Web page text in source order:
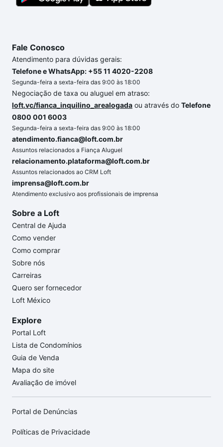
Fale Conosco
Atendimento para dúvidas gerais:
Telefone e WhatsApp: +55 11 4020-2208
Segunda-feira a sexta-feira das 9:00 às 18:00
Negociação de taxa ou aluguel em atraso:
loft.vc/fianca_inquilino_arealogada ou através do Telefone
0800 001 6003
Segunda-feira a sexta-feira das 9:00 às 18:00
atendimento.fianca@loft.com.br
Assuntos relacionados a Fiança Aluguel
relacionamento.plataforma@loft.com.br
Assuntos relacionados ao CRM Loft
imprensa@loft.com.br
Atendimento exclusivo aos profissionais de imprensa
Sobre a Loft
Central de Ajuda
Como vender
Como comprar
Sobre nós
Carreiras
Quero ser fornecedor
Loft México
Explore
Portal Loft
Lista de Condomínios
Guia de Venda
Mapa do site
Avaliação de imóvel
Portal de Denúncias
Políticas de Privacidade